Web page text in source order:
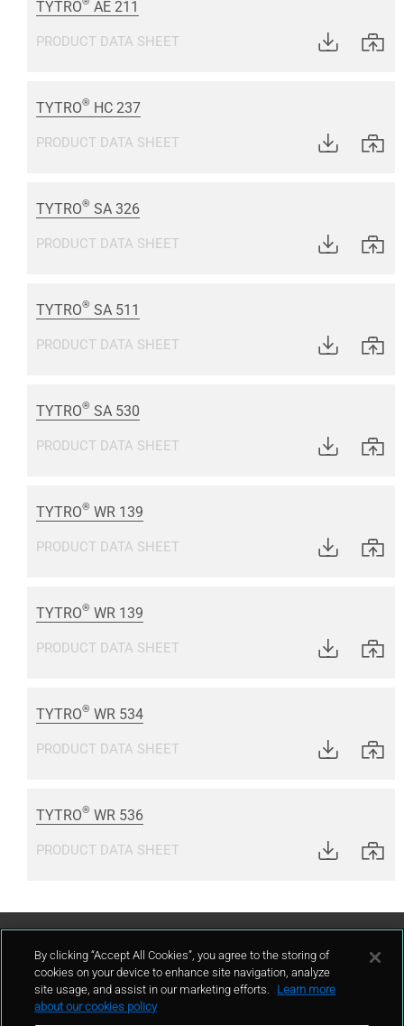
TYTRO AE 211
PRODUCT DATA SHEET
TYTRO® HC 237
PRODUCT DATA SHEET
TYTRO® SA 326
PRODUCT DATA SHEET
TYTRO® SA 511
PRODUCT DATA SHEET
TYTRO® SA 530
PRODUCT DATA SHEET
TYTRO® WR 139
PRODUCT DATA SHEET
TYTRO® WR 139
PRODUCT DATA SHEET
TYTRO® WR 534
PRODUCT DATA SHEET
TYTRO® WR 536
PRODUCT DATA SHEET
Contáctenos
By clicking “Accept All Cookies”, you agree to the storing of
cookies on your device to enhance site navigation, analyze
site usage, and assist in our marketing efforts.
Learn more
about our cookies policy